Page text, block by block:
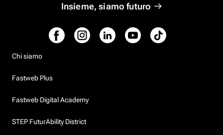
Insieme, siamo futuro
Chi siamo
Fastweb Plus
Fastweb Digital Academy
STEP FuturAbility District